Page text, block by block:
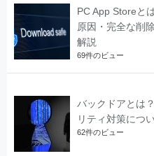
PC App Storeと
原因・完全な削
解説
69件のビュー
バックドアとは
リティ対策につ
62件のビュー